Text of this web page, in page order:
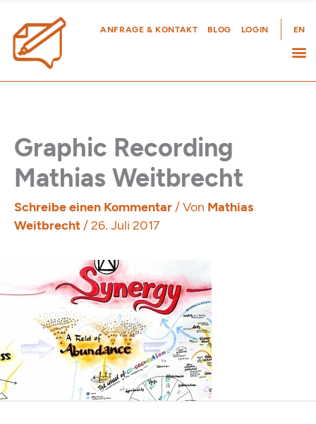
Inhalt
springen
ANFRAGE & KONTAKT BLOG LOGIN EN
Graphic Recording
Mathias Weitbrecht
Schreibe einen Kommentar/ Von Mathias
Weitbrecht/26. Juli 2017